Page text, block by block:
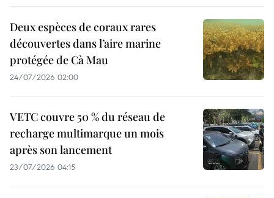
Deux espèces de coraux rares
découvertes dans l’aire marine
protégée de Cà Mau
24/07/2026 02:00
VETC couvre 50 % du réseau de
recharge multimarque un mois
après son lancement
23/07/2026 04:15